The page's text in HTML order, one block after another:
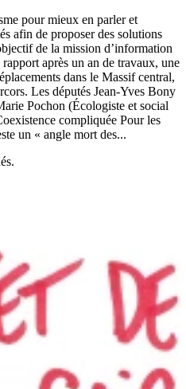
pour mieux en parler et
afin de proposer des solutions
de la mission d’information
après un an de travaux, une
dans le Massif central,
Les députés Jean-Yves Bony
Pochon (Écologiste et social
compliquée Pour les
un « angle mort des...